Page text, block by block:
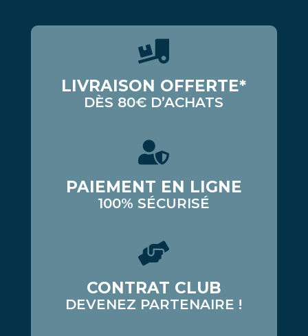
LIVRAISON OFFERTE*
DÈS 80€ D’ACHATS
PAIEMENT EN LIGNE
100% SÉCURISÉ
CONTRAT CLUB
DEVENEZ PARTENAIRE !